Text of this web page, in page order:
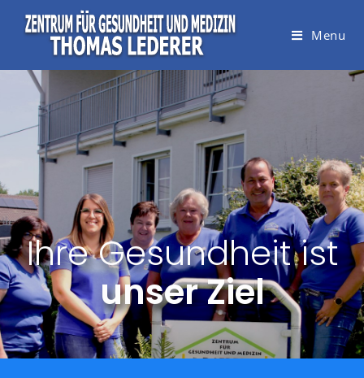
Menu
Ihre Gesundheit ist
unser Ziel